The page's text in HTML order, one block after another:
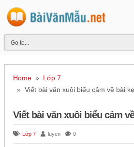
Home» Lớp 7
» Viết bài văn xuôi biểu cảm về bài
Viết bài văn xuôi biểu cảm
Lớp 7 luyen 0